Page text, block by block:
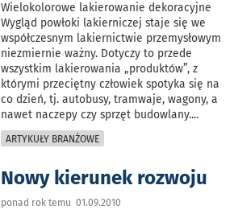
Wielokolorowe lakierowanie dekoracyjne
Wygląd powłoki lakierniczej staje się we
współczesnym lakiernictwie przemysłowym
niezmiernie ważny. Dotyczy to przede
wszystkim lakierowania „produktów”, z
którymi przeciętny człowiek spotyka się na
co dzień, tj. autobusy, tramwaje, wagony, a
nawet naczepy czy sprzęt budowlany....
ARTYKUŁY BRANŻOWE
Nowy kierunek rozwoju
ponad rok temu 01.09.2010